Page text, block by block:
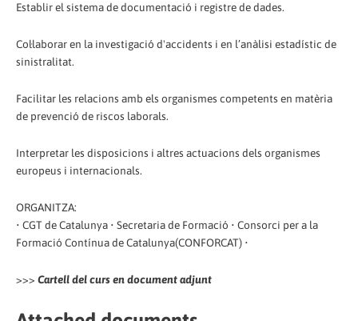
Establir el sistema de documentació i registre de dades.
Col·laborar en la investigació d'accidents i en l’anàlisi estadístic de
sinistralitat.
Facilitar les relacions amb els organismes competents en matèria
de prevenció de riscos laborals.
Interpretar les disposicions i altres actuacions dels organismes
europeus i internacionals.
ORGANITZA:
• CGT de Catalunya • Secretaria de Formació • Consorci per a la
Formació Contínua de Catalunya(CONFORCAT) •
>>> Cartell del curs en document adjunt